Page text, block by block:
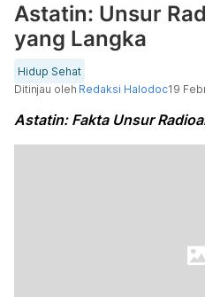
Astatin: Unsur
yang Langka
Hidup Sehat
Ditinjau oleh Redaksi Halodoc19
Astatin: Fakta Unsur